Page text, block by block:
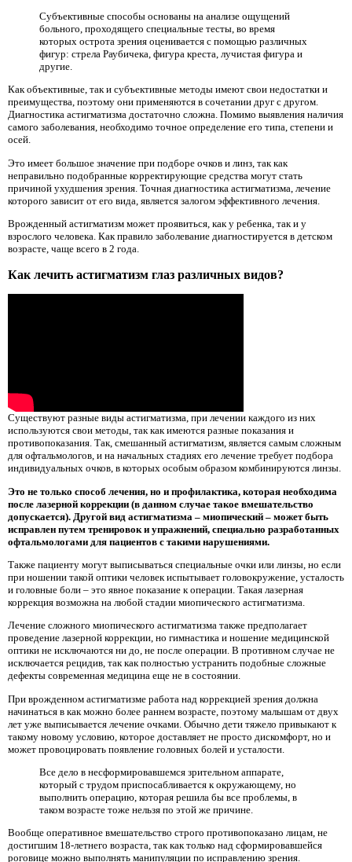
Субъективные способы основаны на анализе ощущений
больного, проходящего специальные тесты, во время
которых острота зрения оценивается с помощью различных
фигур: стрела Раубичека, фигура креста, лучистая фигура и
другие.
Как объективные, так и субъективные методы имеют свои недостатки и
преимущества, поэтому они применяются в сочетании друг с другом.
Диагностика астигматизма достаточно сложна. Помимо выявления наличия
самого заболевания, необходимо точное определение его типа, степени и
осей.
Это имеет большое значение при подборе очков и линз, так как
неправильно подобранные корректирующие средства могут стать
причиной ухудшения зрения. Точная диагностика астигматизма, лечение
которого зависит от его вида, является залогом эффективного лечения.
Врожденный астигматизм может проявиться, как у ребенка, так и у
взрослого человека. Как правило заболевание диагностируется в детском
возрасте, чаще всего в 2 года.
Как лечить астигматизм глаз различных видов?
Существуют разные виды астигматизма, при лечении каждого из них
используются свои методы, так как имеются разные показания и
противопоказания. Так, смешанный астигматизм, является самым сложным
для офтальмологов, и на начальных стадиях его лечение требует подбора
индивидуальных очков, в которых особым образом комбинируются линзы.
Это не только способ лечения, но и профилактика, которая необходима
после лазерной коррекции (в данном случае такое вмешательство
допускается). Другой вид астигматизма – миопический – может быть
исправлен путем тренировок и упражнений, специально разработанных
офтальмологами для пациентов с такими нарушениями.
Также пациенту могут выписываться специальные очки или линзы, но если
при ношении такой оптики человек испытывает головокружение, усталость
и головные боли – это явное показание к операции. Такая лазерная
коррекция возможна на любой стадии миопического астигматизма.
Лечение сложного миопического астигматизма также предполагает
проведение лазерной коррекции, но гимнастика и ношение медицинской
оптики не исключаются ни до, не после операции. В противном случае не
исключается рецидив, так как полностью устранить подобные сложные
дефекты современная медицина еще не в состоянии.
При врожденном астигматизме работа над коррекцией зрения должна
начинаться в как можно более раннем возрасте, поэтому малышам от двух
лет уже выписывается лечение очками. Обычно дети тяжело привыкают к
такому новому условию, которое доставляет не просто дискомфорт, но и
может провоцировать появление головных болей и усталости.
Все дело в несформировавшемся зрительном аппарате,
который с трудом приспосабливается к окружающему, но
выполнить операцию, которая решила бы все проблемы, в
таком возрасте тоже нельзя по этой же причине.
Вообще оперативное вмешательство строго противопоказано лицам, не
достигшим 18-летнего возраста, так как только над сформировавшейся
роговице можно выполнять манипуляции по исправлению зрения.